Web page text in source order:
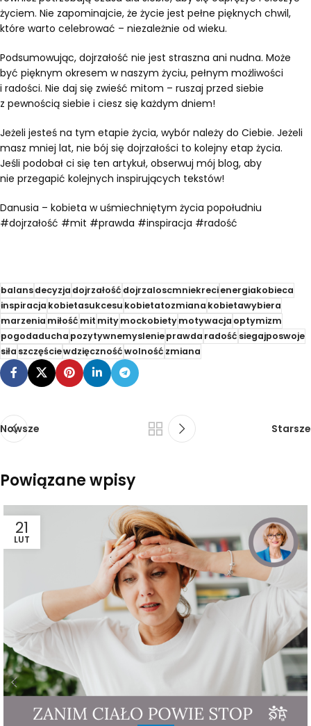
życiem. Nie zapominajcie, że życie jest pełne pięknych chwil,
które warto celebrować – niezależnie od wieku.
Podsumowując, dojrzałość nie jest straszna ani nudna. Może
być pięknym okresem w naszym życiu, pełnym możliwości
i radości. Nie daj się zwieść mitom – ruszaj przed siebie
z pewnością siebie i ciesz się każdym dniem!
Jeżeli jesteś na tym etapie życia, wybór należy do Ciebie. Jeżeli
masz mniej lat, nie bój się dojrzałości to kolejny etap życia.
Jeśli podobał ci się ten artykuł, obserwuj mój blog, aby
nie przegapić kolejnych inspirujących tekstów!
Danusia – kobieta w uśmiechniętym życia popołudniu
#dojrzałość #mit #prawda #inspiracja #radość
balansdecyzjadojrzałośćdojrzaloscmniekrecienergiakobieca
inspiracjakobietasukcesukobietatozmianakobietawybiera
marzeniamiłośćmitmitymockobietymotywacjaoptymizm
pogodaduchapozytywnemyslenieprawdaradośćsiegajposwoje
siłaszczęściewdzięcznośćwolnośćzmiana
Nowsze Starsze
Powiązane wpisy
21
LUT